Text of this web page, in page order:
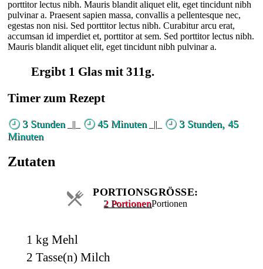
porttitor lectus nibh. Mauris blandit aliquet elit, eget tincidunt nibh
pulvinar a. Praesent sapien massa, convallis a pellentesque nec,
egestas non nisi. Sed porttitor lectus nibh. Curabitur arcu erat,
accumsan id imperdiet et, porttitor at sem. Sed porttitor lectus nibh.
Mauris blandit aliquet elit, eget tincidunt nibh pulvinar a.
Ergibt 1 Glas mit 311g.
Timer zum Rezept
3 Stunden _||_ 45 Minuten _||_
3 Stunden, 45
Minuten
Zutaten
PORTIONSGRÖSSE:
2 PortionenPortionen
1 kg Mehl
2 Tasse(n) Milch